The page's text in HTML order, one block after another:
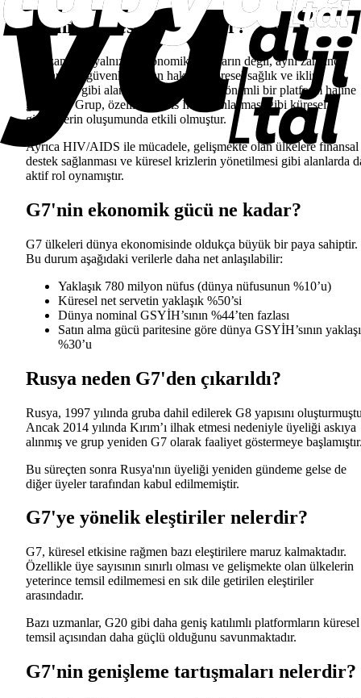
G7'nin küresel rolü nedir?
G7, zamanla yalnızca ekonomik konuların değil, aynı zamanda
uluslararası güvenlik, insan hakları, küresel sağlık ve iklim
değişikliği gibi alanların da ele alındığı önemli bir platform haline
gelmiştir. Grup, özellikle Paris İklim Anlaşması gibi küresel
girişimlerin oluşumunda etkili olmuştur.
Ayrıca HIV/AIDS ile mücadele, gelişmekte olan ülkelere finansal
destek sağlanması ve küresel krizlerin yönetilmesi gibi alanlarda
aktif rol oynamıştır.
G7'nin ekonomik gücü ne kadar?
G7 ülkeleri dünya ekonomisinde oldukça büyük bir paya sahiptir.
Bu durum aşağıdaki verilerle daha net anlaşılabilir:
Yaklaşık 780 milyon nüfus (dünya nüfusunun %10’u)
Küresel net servetin yaklaşık %50’si
Dünya nominal GSYİH’sının %44’ten fazlası
Satın alma gücü paritesine göre dünya GSYİH’sının
%30’u
Rusya neden G7'den çıkarıldı?
Rusya, 1997 yılında gruba dahil edilerek G8 yapısını
Ancak 2014 yılında Kırım’ı ilhak etmesi nedeniyle üyeliği askıya
alınmış ve grup yeniden G7 olarak faaliyet göstermeye
Bu süreçten sonra Rusya'nın üyeliği yeniden gündeme gelse de
diğer üyeler tarafından kabul edilmemiştir.
G7'ye yönelik eleştiriler nelerdir?
G7, küresel etkisine rağmen bazı eleştirilere maruz kalmaktadır.
Özellikle üye sayısının sınırlı olması ve gelişmekte olan ülkelerin
yeterince temsil edilmemesi en sık dile getirilen eleştiriler
arasındadır.
Bazı uzmanlar, G20 gibi daha geniş katılımlı platformların küresel
temsil açısından daha güçlü olduğunu savunmaktadır.
G7'nin genişleme tartışmaları nelerdir?